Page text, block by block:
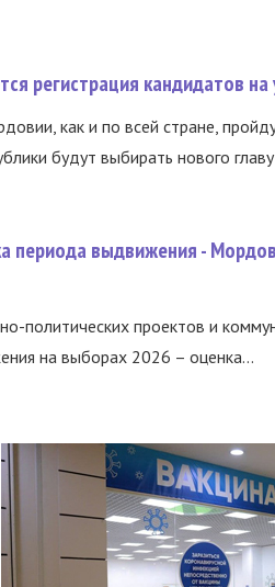
регистрация кандидатов
как и по всей стране,
будут выбирать нового
периода выдвижения -
политических проектов и
на выборах 2026 – оценка...